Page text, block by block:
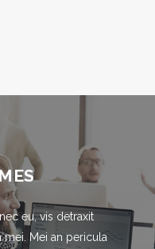
eu, vis detraxit
Mei an pericula